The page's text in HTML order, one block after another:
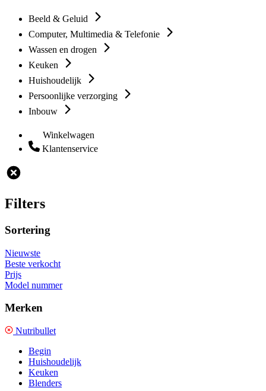
Beeld & Geluid
Computer, Multimedia & Telefonie
Wassen en drogen
Keuken
Huishoudelijk
Persoonlijke verzorging
Inbouw
Winkelwagen
Klantenservice
Filters
Sortering
Nieuwste
Beste verkocht
Prijs
Model nummer
Merken
Nutribullet
Begin
Huishoudelijk
Keuken
Blenders